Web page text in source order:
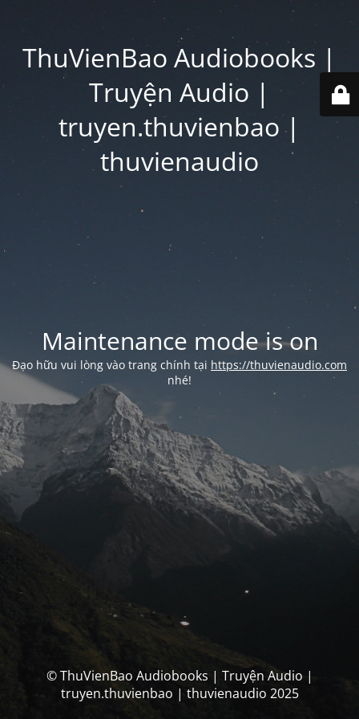
ThuVienBao Audiobooks |
Truyện Audio |
truyen.thuvienbao |
thuvienaudio
Maintenance mode is on
Đạo hữu vui lòng vào trang chính tại https://thuvienaudio.com
nhé!
© ThuVienBao Audiobooks | Truyện Audio |
truyen.thuvienbao | thuvienaudio 2025